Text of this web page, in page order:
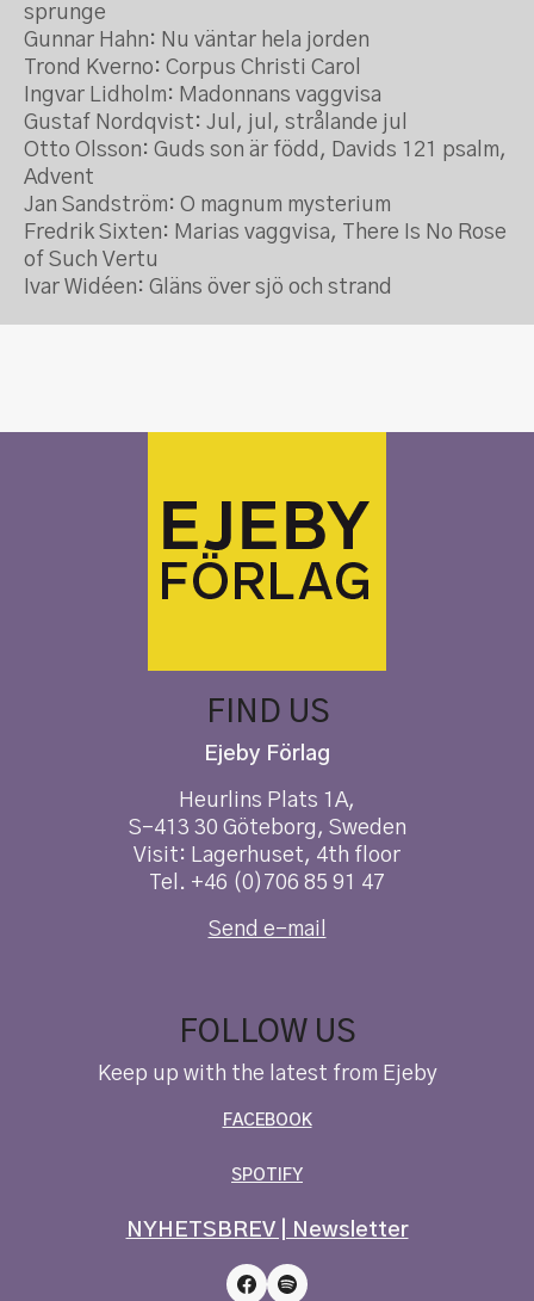
sprunge
Gunnar Hahn: Nu väntar hela jorden
Trond Kverno: Corpus Christi Carol
Ingvar Lidholm: Madonnans vaggvisa
Gustaf Nordqvist: Jul, jul, strålande jul
Otto Olsson: Guds son är född, Davids 121 psalm,
Advent
Jan Sandström: O magnum mysterium
Fredrik Sixten: Marias vaggvisa, There Is No Rose
of Such Vertu
Ivar Widéen: Gläns över sjö och strand
FIND US
Ejeby Förlag
Heurlins Plats 1A,
S-413 30 Göteborg, Sweden
Visit: Lagerhuset, 4th floor
Tel. +46 (0)706 85 91 47
Send e-mail
FOLLOW US
Keep up with the latest from Ejeby
FACEBOOK
SPOTIFY
NYHETSBREV | Newsletter